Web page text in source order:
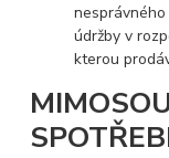
údržby v
kterou